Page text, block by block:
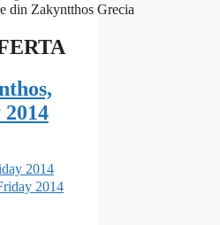
din Zakyntthos Grecia
2014
2014